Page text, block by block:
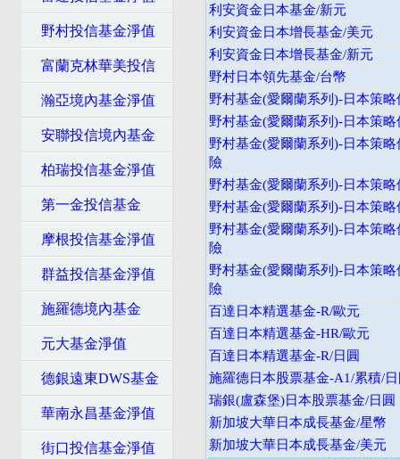
野村投信基金淨值
富蘭克林華美投信
瀚亞境內基金淨值
安聯投信境內基金
柏瑞投信基金淨值
第一金投信基金
摩根投信基金淨值
群益投信基金淨值
施羅德境內基金
元大基金淨值
德銀遠東DWS基金
華南永昌基金淨值
街口投信基金淨值
利安資金日本基金/新元
利安資金日本增長基金/美元
利安資金日本增長基金/新元
野村日本領先基金/台幣
野村基金(愛爾蘭系列)-日本策
野村基金(愛爾蘭系列)-日本策
野村基金(愛爾蘭系列)-日本策
險
野村基金(愛爾蘭系列)-日本策
野村基金(愛爾蘭系列)-日本策
野村基金(愛爾蘭系列)-日本策
險
野村基金(愛爾蘭系列)-日本策
險
百達日本精選基金-R/歐元
百達日本精選基金-HR/歐元
百達日本精選基金-R/日圓
施羅德日本股票基金-A1/累積/
瑞銀(盧森堡)日本股票基金/日圓
新加坡大華日本成長基金/星幣
新加坡大華日本成長基金/美元